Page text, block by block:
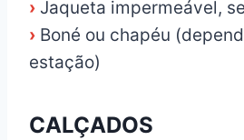
› Jaqueta impermeável,
› Boné ou chapéu
estação)
CALÇADOS